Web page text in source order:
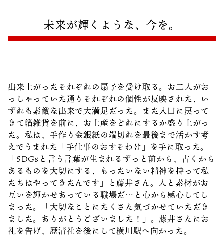
未来が輝くような、今を。
出来上がったそれぞれの扇子を受け取る。お二人がお
っしゃっていた通りそれぞれの個性が反映された、い
ずれも素敵な出来で大満足だった。また入口に戻って
きて箔雑貨を前に、お土産をどれにするか盛り上がっ
た。私は、手作り金銀紙の端切れを最後まで活かす考
えでうまれた「手仕事のおすそわけ」を手に取った。
「SDGsと言う言葉が生まれるずっと前から、古くから
あるものを大切にする、もったいない精神を持って私
たちはやってきたんです」と藤井さん。人と素材がお
互いを輝かせあっている職場だ…と心から感心してし
まった。「大切なことにたくさん気づかせていただき
ました。ありがとうございました！」。藤井さんにお
礼を告げ、歴清社を後にして横川駅へ向かった。